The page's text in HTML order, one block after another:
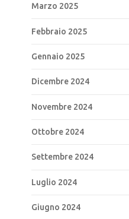
Marzo 2025
Febbraio 2025
Gennaio 2025
Dicembre 2024
Novembre 2024
Ottobre 2024
Settembre 2024
Luglio 2024
Giugno 2024